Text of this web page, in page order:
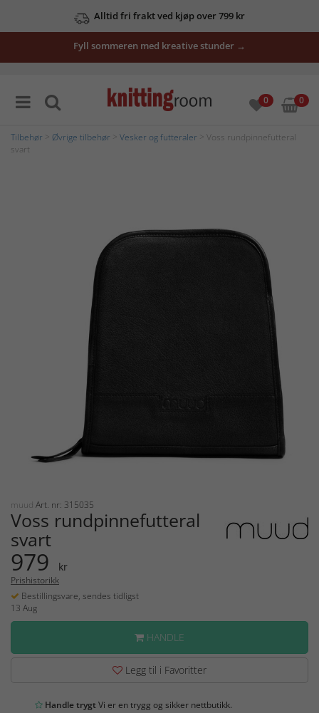
Alltid fri frakt ved kjøp over 799 kr
Fyll sommeren med kreative stunder →
0 0
Tilbehør Øvrige tilbehør Vesker og futteraler > Voss rundpinnefutteral
svart
muud Art. nr: 315035
Voss rundpinnefutteral
svart
979 kr
Prishistorikk
Bestillingsvare, sendes tidligst
13 Aug
HANDLE
Legg til i Favoritter
Handle trygtVi er en trygg og sikker nettbutikk.